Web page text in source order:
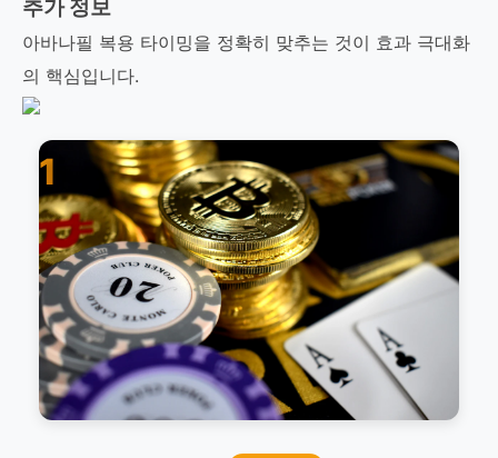
추가 정보
아바나필 복용 타이밍을 정확히 맞추는 것이 효과 극대화
의 핵심입니다.
1